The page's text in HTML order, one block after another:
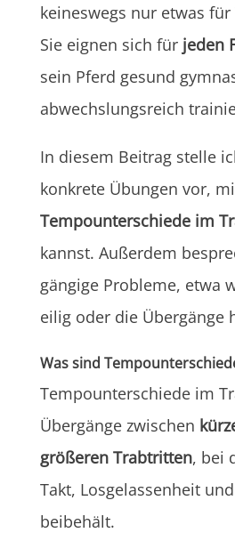
keineswegs nur etwas
Sie eignen sich für jeden
sein Pferd gesund
abwechslungsreich
In diesem Beitrag stelle
konkrete Übungen vor,
Tempounterschiede im
kannst. Außerdem
gängige Probleme, etwa
eilig oder die Übergänge
Was sind
Tempounterschiede im
Übergänge zwischen
größeren Trabtritten, bei
Takt, Losgelassenheit
beibehält.